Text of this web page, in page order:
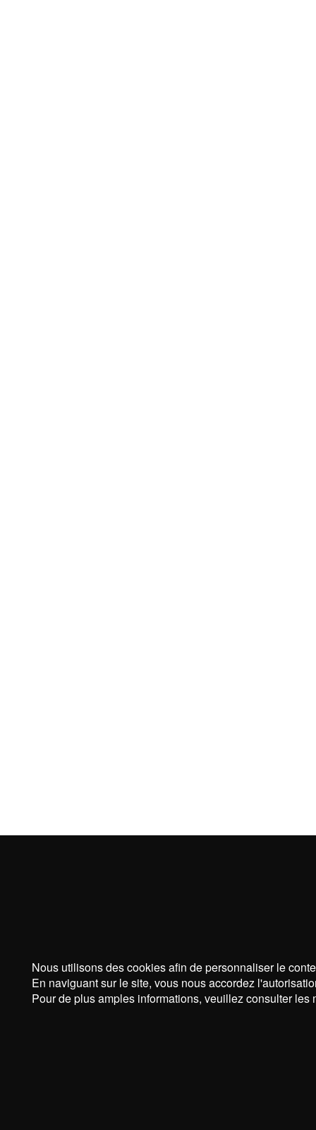
Nous utilisons des cookies afin de personnaliser le
En naviguant sur le site, vous nous accordez
Pour de plus amples informations, veuillez consulter les